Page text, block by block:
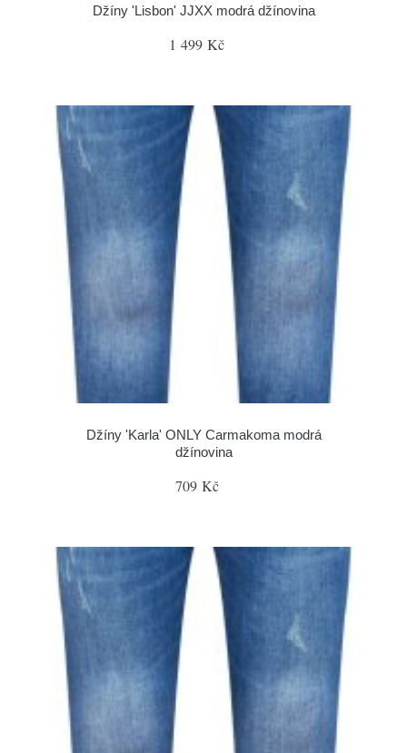
Džíny 'Lisbon' JJXX modrá džínovina
1 499 Kč
Džíny 'Karla' ONLY Carmakoma modrá
džínovina
709 Kč